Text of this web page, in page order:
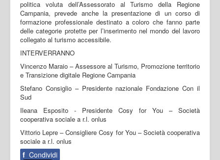
politica voluta dell’Assessorato al Turismo della Regione
Campania, prevede anche la presentazione di un corso di
formazione professionale destinato a coloro che fanno parte
delle categorie protette per l’inserimento nel mondo del lavoro
collegato al turismo accessibile.
INTERVERRANNO
Vincenzo Maraio – Assessore al Turismo, Promozione territorio
e Transizione digitale Regione Campania
Stefano Consiglio – Presidente nazionale Fondazione Con il
Sud
Ileana Esposito - Presidente Cosy for You – Società
cooperativa sociale a r.l. onlus
Vittorio Lepre – Consigliere Cosy for You – Società cooperativa
sociale a r.l. onlus
f Condividi